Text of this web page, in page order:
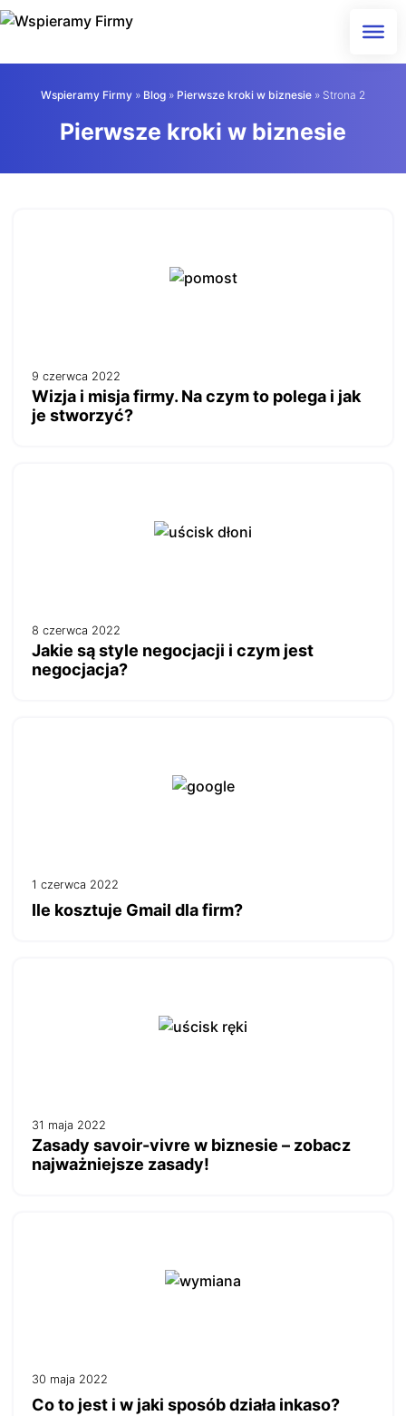
Skip
Wspieramy Firmy » Blog » Pierwsze kroki w biznesie » Strona 2
Pierwsze kroki w biznesie
9 czerwca 2022
Wizja i misja firmy. Na czym to polega i jak
je stworzyć?
8 czerwca 2022
Jakie są style negocjacji i czym jest
negocjacja?
1 czerwca 2022
Ile kosztuje Gmail dla firm?
31 maja 2022
Zasady savoir-vivre w biznesie – zobacz
najważniejsze zasady!
30 maja 2022
Co to jest i w jaki sposób działa inkaso?